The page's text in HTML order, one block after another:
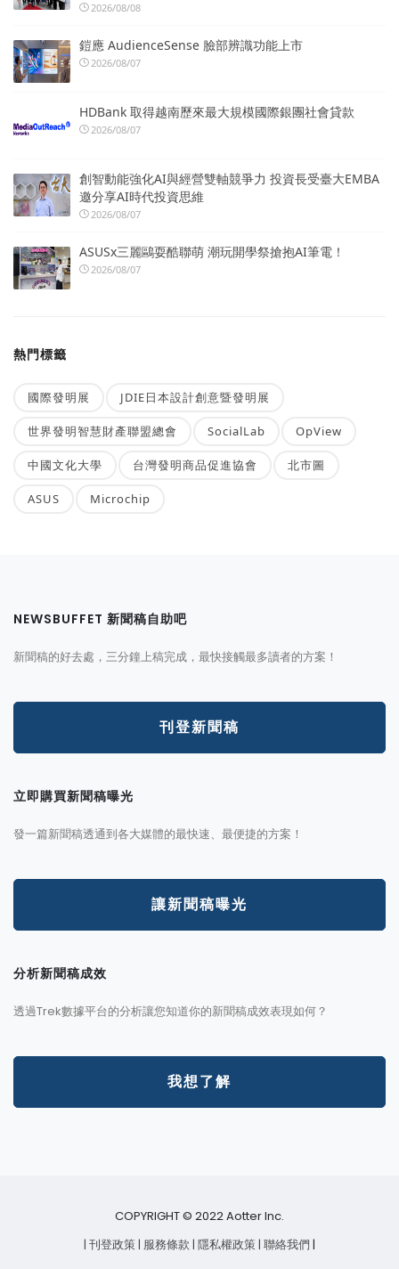
2026/08/08
鎧應 AudienceSense 臉部辨識功能上市
2026/08/07
HDBank 取得越南歷來最大規模國際銀團社會貸款
2026/08/07
創智動能強化AI與經營雙軸競爭力 投資長受臺大EMBA
邀分享AI時代投資思維
2026/08/07
ASUSx三麗鷗耍酷聯萌 潮玩開學祭搶抱AI筆電！
2026/08/07
熱門標籤
國際發明展 JDIE日本設計創意暨發明展
世界發明智慧財產聯盟總會 SocialLab OpView
中國文化大學 台灣發明商品促進協會 北市圖
ASUS Microchip
NEWSBUFFET 新聞稿自助吧
新聞稿的好去處，三分鐘上稿完成，最快接觸最多讀者的方案！
刊登新聞稿
立即購買新聞稿曝光
發一篇新聞稿透通到各大媒體的最快速、最便捷的方案！
讓新聞稿曝光
分析新聞稿成效
透過Trek數據平台的分析讓您知道你的新聞稿成效表現如何？
我想了解
COPYRIGHT © 2022 Aotter Inc.
| 刊登政策 | 服務條款 | 隱私權政策 | 聯絡我們 |